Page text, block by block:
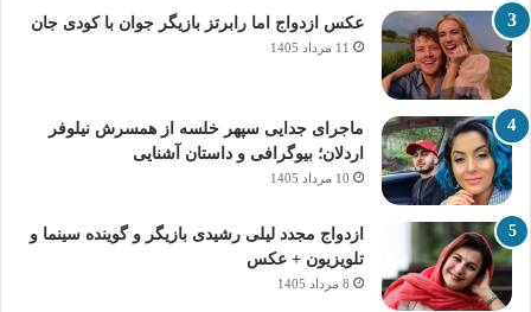
عکس ازدواج اما رابرتز بازیگر جوان با کودی جان
11 مرداد 1405
ماجرای جدایی سپهر خلسه از همسرش نیلوفر
اردلان؛ بیوگرافی و داستان آشنایی
10 مرداد 1405
ازدواج مجدد لیلی رشیدی بازیگر و گوینده سینما و
تلویزیون + عکس
8 مرداد 1405